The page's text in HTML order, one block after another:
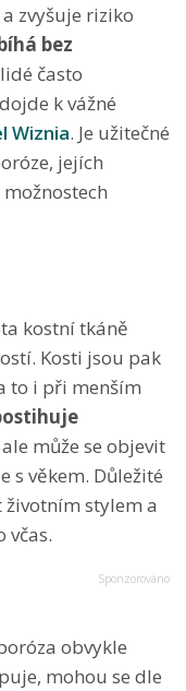
zvyšuje riziko
bez
často
k vážné
Wiznia. Je užitečné
jejích
kostní tkáně
Kosti jsou pak
to i při menším
ale může se objevit
s věkem. Důležité
životním stylem a
včas.
obvykle
mohou se dle